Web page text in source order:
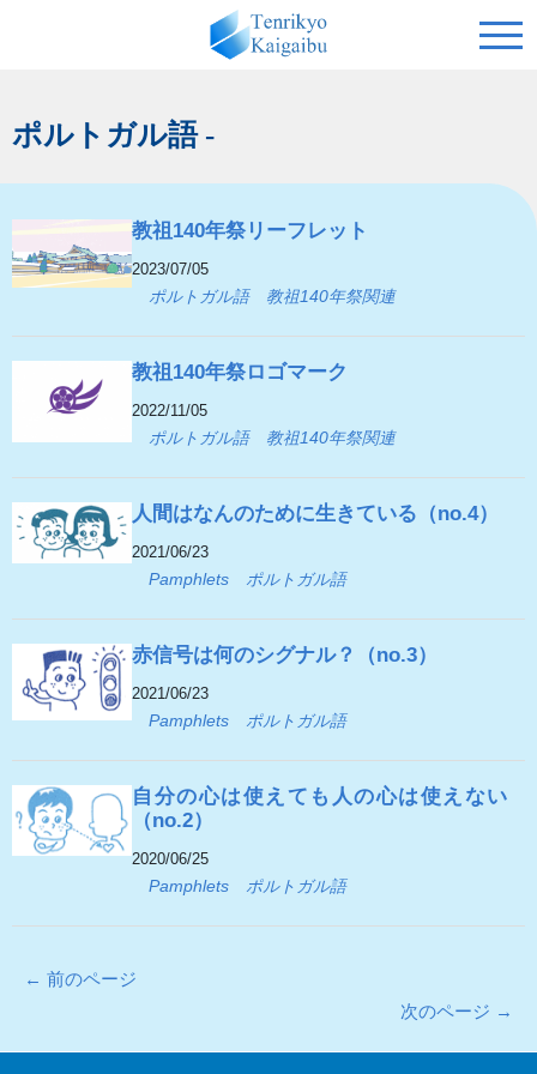
ポルトガル語 -
教祖140年祭リーフレット
2023/07/05
ポルトガル語
教祖140年祭関連
教祖140年祭ロゴマーク
2022/11/05
ポルトガル語
教祖140年祭関連
人間はなんのために生きている（no.4）
2021/06/23
Pamphlets
ポルトガル語
赤信号は何のシグナル？（no.3）
2021/06/23
Pamphlets
ポルトガル語
自分の心は使えても人の心は使えない
（no.2）
2020/06/25
Pamphlets
ポルトガル語
← 前のページ
次のページ →